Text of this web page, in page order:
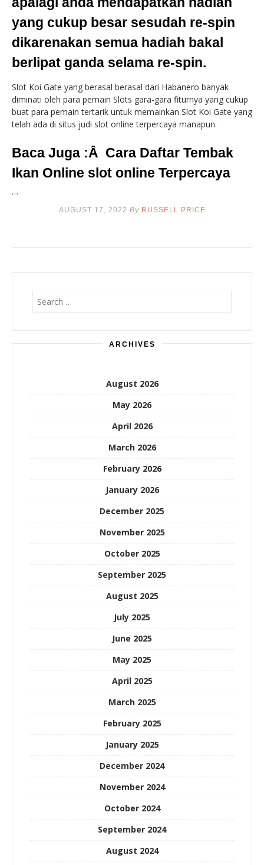
yang cukup besar sesudah re-spin
dikarenakan semua hadiah bakal
berlipat ganda selama re-spin.
Slot Koi Gate yang berasal berasal dari Habanero banyak
diminati oleh para pemain Slots gara-gara fiturnya yang cukup
buat para pemain tertarik untuk memainkan Slot Koi Gate yang
telah ada di situs judi slot online terpercaya manapun.
Baca Juga :Â Cara Daftar Tembak
Ikan Online slot online Terpercaya
…
AUGUST 17, 2022 By RUSSELL PRICE
Search
for:
ARCHIVES
August 2026
May 2026
April 2026
March 2026
February 2026
January 2026
December 2025
November 2025
October 2025
September 2025
August 2025
July 2025
June 2025
May 2025
April 2025
March 2025
February 2025
January 2025
December 2024
November 2024
October 2024
September 2024
August 2024